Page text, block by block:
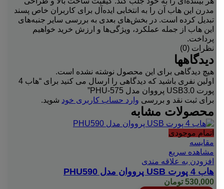
مدرن این هاب آن را به انتخابی ایده‌آل برای کاربران خاص پسند
تبدیل کرده است. در بخش‌های بعدی به بررسی سایر جنبه‌های
این هاب از جمله عملکرد، ویژگی‌ها و ارزش خرید خواهیم
پرداخت.
نظرات (0)
دیدگاهها
هیچ دیدگاهی برای این محصول نوشته نشده است.
اولین نفری باشید که دیدگاهی را ارسال می کنید برای “هاب 4
پورت USB3.0 پرووان مدل PHU-575”
برای ثبت نقد و بررسی وارد حساب کاربری خود شوید.
محصولات مشابه
اتمام موجودی
مقایسه
مشاهده سریع
افزودن به علاقه مندی
هاب 4 پورت USB پرووان مدل PHU590
530,000 تومان